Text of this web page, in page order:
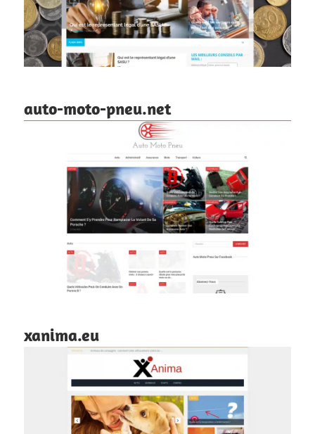
auto-moto-pneu.net
xanima.eu